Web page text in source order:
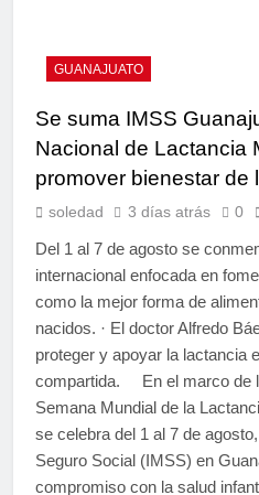
GUANAJUATO
Se suma IMSS
Nacional de Lactancia
promover bienestar de
soledad 3 días atrás 0
Del 1 al 7 de agosto se
internacional enfocada en
como la mejor forma de
nacidos. · El doctor Alfredo
proteger y apoyar la lactancia
compartida. En el marco de
Semana Mundial de la
se celebra del 1 al 7 de
Seguro Social (IMSS) en
compromiso con la salud